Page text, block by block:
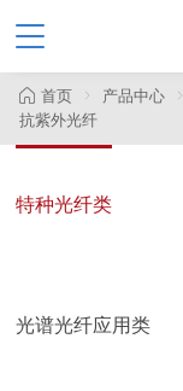
首页 产品中心
抗紫外光纤
特种光纤类
光谱光纤应用类